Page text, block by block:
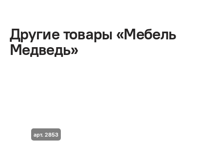
Другие товары «Мебель
Медведь»
арт. 2853